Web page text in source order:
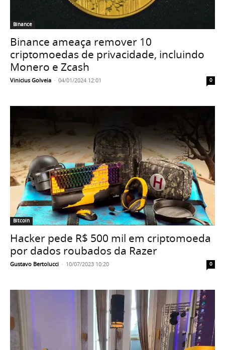
Binance
Binance ameaça remover 10
criptomoedas de privacidade, incluindo
Monero e Zcash
Vinicius Golveia - 04/01/2024 12:01 0
Bitcoin
Hacker pede R$ 500 mil em criptomoeda
por dados roubados da Razer
Gustavo Bertolucci - 10/07/2023 10:20 0